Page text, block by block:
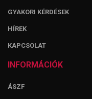
GYAKORI KÉRDÉSEK
HÍREK
KAPCSOLAT
INFORMÁCIÓK
ÁSZF